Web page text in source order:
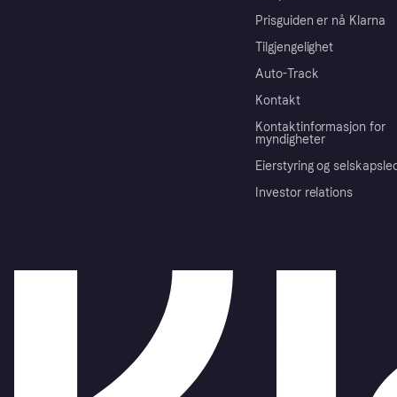
Prisguiden er nå Klarna
Tilgjengelighet
Auto-Track
Kontakt
Kontaktinformasjon for
myndigheter
Eierstyring og
Investor relations